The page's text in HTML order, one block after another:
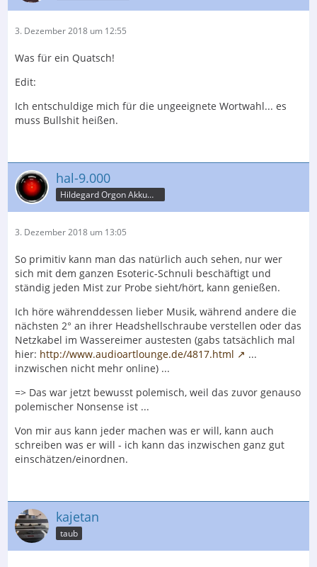
3. Dezember 2018 um 12:55
Was für ein Quatsch!
Edit:
Ich entschuldige mich für die ungeeignete Wortwahl... es
muss Bullshit heißen.
hal-9.000
Hildegard Orgon Akkumulator
3. Dezember 2018 um 13:05
So primitiv kann man das natürlich auch sehen, nur wer
sich mit dem ganzen Esoteric-Schnuli beschäftigt und
ständig jeden Mist zur Probe sieht/hört, kann genießen.
Ich höre währenddessen lieber Musik, während andere die
nächsten 2° an ihrer Headshellschraube verstellen oder das
Netzkabel im Wassereimer austesten (gabs tatsächlich mal
hier: http://www.audioartlounge.de/4817.html
...
inzwischen nicht mehr online) ...
=> Das war jetzt bewusst polemisch, weil das zuvor genauso
polemischer Nonsense ist ...
Von mir aus kann jeder machen was er will, kann auch
schreiben was er will - ich kann das inzwischen ganz gut
einschätzen/einordnen.
kajetan
taub